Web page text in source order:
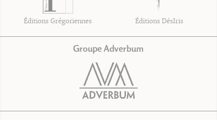
Éditions Grégoriennes Éditions DésIris
Groupe Adverbum